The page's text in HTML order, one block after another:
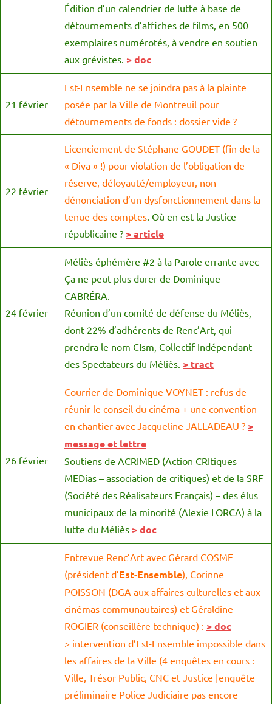
Édition d’un calendrier de lutte à base de
détournements d’affiches de films, en 500
exemplaires numérotés, à vendre en soutien
aux grévistes. > doc
21 février
Est-Ensemble ne se joindra pas à la plainte
posée par la Ville de Montreuil pour
détournements de fonds : dossier vide ?
22 février
Licenciement de Stéphane GOUDET (fin de la
« Diva » !) pour violation de l’obligation de
réserve, déloyauté/employeur, non-
dénonciation d’un dysfonctionnement dans la
tenue des comptes . Où en est la Justice
républicaine ? > article
24 février
Méliès éphémère #2 à la Parole errante avec
Ça ne peut plus durer de Dominique
CABRÉRA.
Réunion d’un comité de défense du Méliès,
dont 22% d’adhérents de Renc’Art, qui
prendra le nom CIsm, Collectif Indépendant
des Spectateurs du Méliès. > tract
26 février
Courrier de Dominique VOYNET : refus de
réunir le conseil du cinéma + une convention
en chantier avec Jacqueline JALLADEAU ? >
message et lettre
Soutiens de ACRIMED (Action CRItiques
MEDias – association de critiques) et de la SRF
(Société des Réalisateurs Français) – des élus
municipaux de la minorité (Alexie LORCA) à la
lutte du Méliès > doc
Entrevue Renc’Art avec Gérard COSME
(président d’Est-Ensemble), Corinne
POISSON (DGA aux affaires culturelles et aux
cinémas communautaires) et Géraldine
ROGIER (conseillère technique) : > doc
> intervention d’Est-Ensemble impossible dans
les affaires de la Ville (4 enquêtes en cours :
Ville, Trésor Public, CNC et Justice [enquête
préliminaire Police Judiciaire pas encore